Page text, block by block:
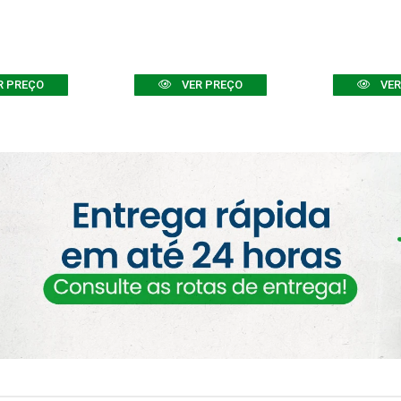
PREÇO VER PREÇO